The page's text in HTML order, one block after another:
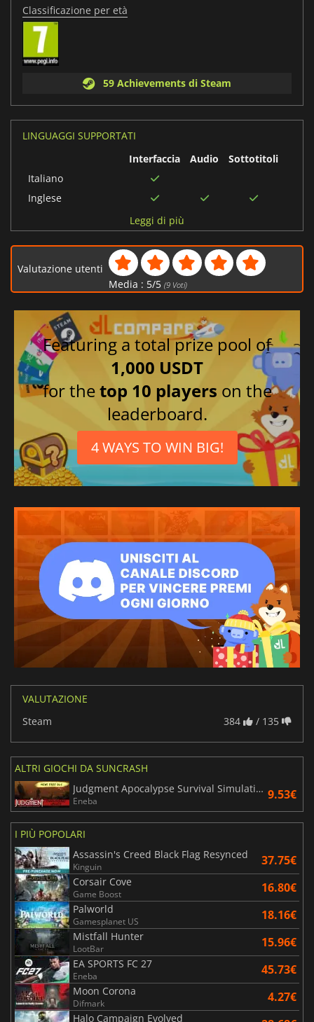
Classificazione per età
59 Achievements di Steam
LINGUAGGI SUPPORTATI
Interfaccia
Audio
Sottotitoli
Italiano
Inglese
Cinese semplificato
Francese
Russo
Spagnolo
Leggi di più
Valutazione utenti
Media : 5/5 (9Voti)
Featuring a total prize pool of
1,000 USDT
for thetop 10 players on the
leaderboard.
4 WAYS TO WIN BIG!
VALUTAZIONE
Steam
384 / 135
ALTRI GIOCHI DA SUNCRASH
Judgment Apocalypse Survival Simulation
Eneba 9.53€
I PIÙ POPOLARI
Assassin's Creed Black Flag Resynced
Kinguin 37.75€
Corsair Cove
Game Boost 16.80€
Palworld
Gamesplanet US 18.16€
Mistfall Hunter
LootBar 15.96€
EA SPORTS FC 27
Eneba 45.73€
Moon Corona
Difmark 4.27€
Halo Campaign Evolved